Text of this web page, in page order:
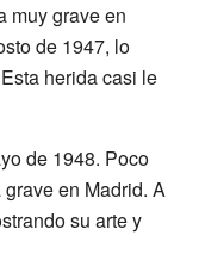
muy grave en
de 1947, lo
herida casi le
de 1948. Poco
en Madrid. A
su arte y